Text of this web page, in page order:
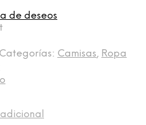
de deseos
Categorías: Camisas, Ropa